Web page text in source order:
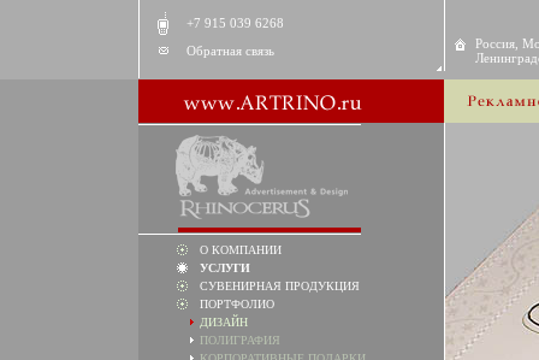
+7 915 039 6268
Обратная связь
Россия,
О КОМПАНИИ
УСЛУГИ
СУВЕНИРНАЯ ПРОДУКЦИЯ
ПОРТФОЛИО
ДИЗАЙН
ПОЛИГРАФИЯ